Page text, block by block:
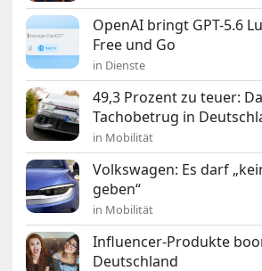
OpenAI bringt GPT-5.6
Free und Go
in Dienste
49,3 Prozent zu teuer:
Tachobetrug in
in Mobilität
Volkswagen: Es darf
geben“
in Mobilität
Influencer-Produkte
Deutschland